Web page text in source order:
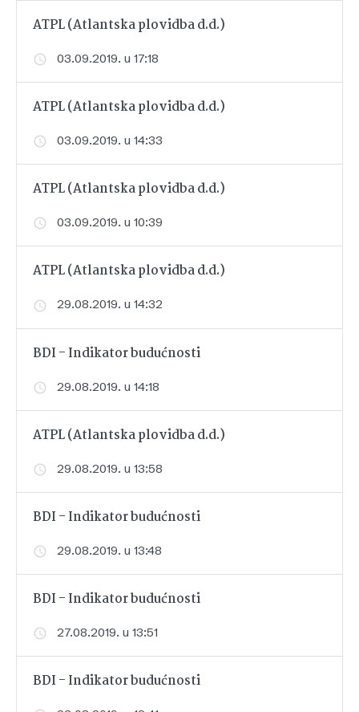
ATPL (Atlantska plovidba d.d.)
03.09.2019. u 17:18
ATPL (Atlantska plovidba d.d.)
03.09.2019. u 14:33
ATPL (Atlantska plovidba d.d.)
03.09.2019. u 10:39
ATPL (Atlantska plovidba d.d.)
29.08.2019. u 14:32
BDI - Indikator budućnosti
29.08.2019. u 14:18
ATPL (Atlantska plovidba d.d.)
29.08.2019. u 13:58
BDI - Indikator budućnosti
29.08.2019. u 13:48
BDI - Indikator budućnosti
27.08.2019. u 13:51
BDI - Indikator budućnosti